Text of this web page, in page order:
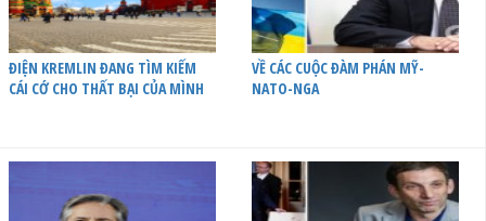
ĐIỆN KREMLIN ĐANG TÌM KIẾM
CÁI CỚ CHO THẤT BẠI CỦA MÌNH
VỀ CÁC CUỘC ĐÀM PHÁN MỸ-
NATO-NGA